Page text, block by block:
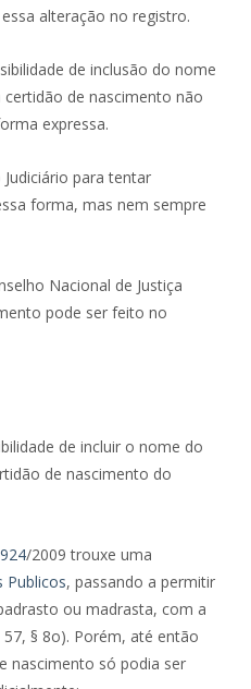
alteração no registro.
de inclusão do nome
de nascimento não
expressa.
para tentar
forma, mas nem sempre
Nacional de Justiça
pode ser feito no
de incluir o nome do
de nascimento do
/2009 trouxe uma
Publicos, passando a permitir
ou madrasta, com a
§ 8o). Porém, até então
nascimento só podia ser